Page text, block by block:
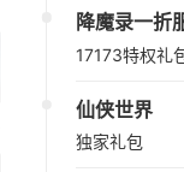
降魔录一折
17173特权礼
仙侠世界
独家礼包